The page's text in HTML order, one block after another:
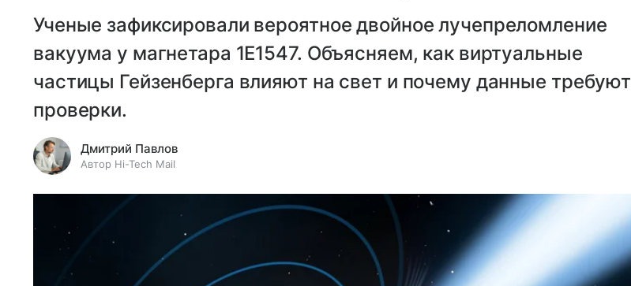
Ученые зафиксировали вероятное двойное лучепреломление
вакуума у магнетара 1E1547. Объясняем, как виртуальные
частицы Гейзенберга влияют на свет и почему данные требуют
проверки.
Дмитрий Павлов
Автор Hi-Tech Mail